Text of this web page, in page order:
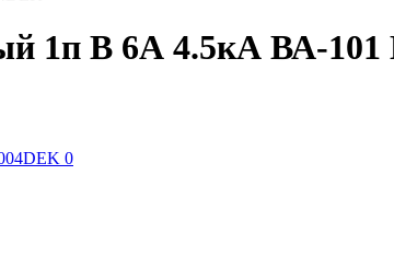
1п B 6А 4.5кА ВА-